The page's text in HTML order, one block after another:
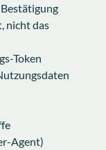
nicht das
Token
Agent)